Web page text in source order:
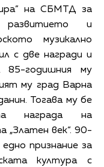
на СБМТД за
и
музикално
с две награди и
85-годишния му
му град Варна
Тогава му бе
награда на
век“. 90-
признание за
култура с